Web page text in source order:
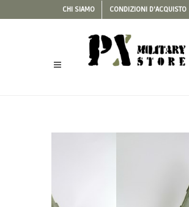
CHI SIAMO CONDIZIONI D'ACQUISTO